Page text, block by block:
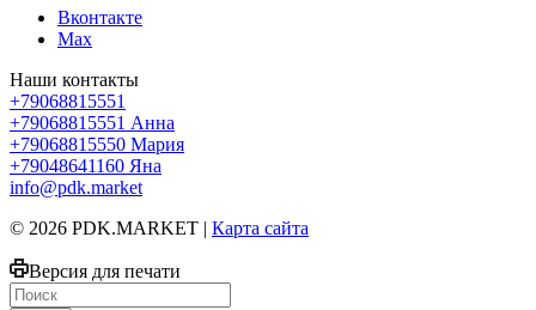
Вконтакте
Max
Наши контакты
+79068815551
+79068815551 Анна
+79068815550 Мария
+79048641160 Яна
info@pdk.market
© 2026 PDK.MARKET | Карта сайта
Версия для печати